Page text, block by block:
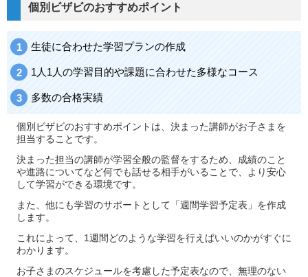
個別ビザビのおすすめポイント
生徒に合わせた学習プランの作成
1人1人の学習目的や課題に合わせた多様なコース
多数の合格実績
個別ビザビのおすすめポイントは、決まった講師がお子さまを
担当することです。
決まった担当の講師が学習全般の監督をするため、成績のこと
や進路についてなど何でも話せる相手がいることで、より安心
して学習ができる環境です。
また、他にも学習のサポートとして「週間学習予定表」を作成
します。
これによって、1週間どのような学習を行えばいいのかがすぐに
わかります。
お子さまのスケジュールを考慮した予定表なので、無理のない